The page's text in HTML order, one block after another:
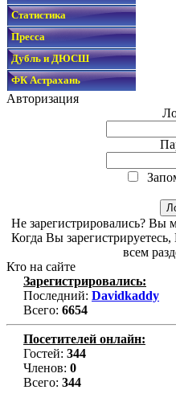
Статистика
Пресса
Дубль и ДЮСШ
ФК Астрахань
Авторизация
Не зарегистрировались? Вы
Когда Вы
всем
Кто на сайте
Зарегистрировались:
Последний: Davidkaddy
Всего: 6654
Посетителей онлайн:
Гостей: 344
Членов: 0
Всего: 344